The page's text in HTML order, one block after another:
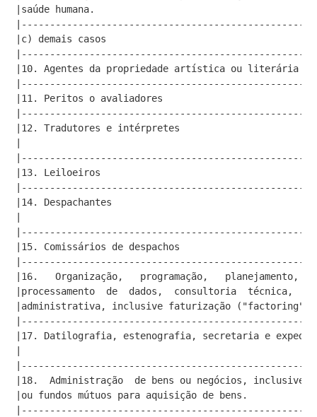
|saúde humana.
|c) demais casos
|10. Agentes da propriedade artística ou
|11. Peritos o avaliadores
|12. Tradutores e intérpretes
|13. Leiloeiros
|14. Despachantes
|15. Comissários de despachos
|16.   Organização,   programação,
|processamento  de  dados,  consultoria
|administrativa, inclusive faturização
|17. Datilografia, estenografia,
|18.  Administração  de bens ou negócios,
|ou fundos mútuos para aquisição de